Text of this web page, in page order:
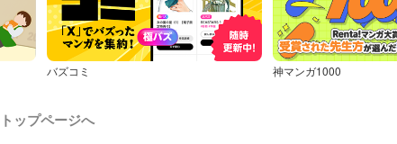
バズコミ 神マンガ1000
トップページへ